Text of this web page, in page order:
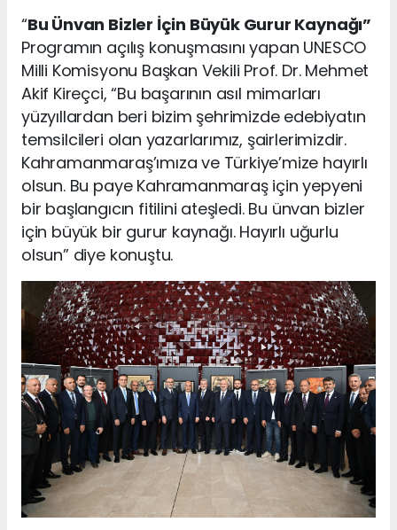
“Bu Ünvan Bizler İçin Büyük Gurur Kaynağı”
Programın açılış konuşmasını yapan UNESCO
Milli Komisyonu Başkan Vekili Prof. Dr. Mehmet
Akif Kireçci, “Bu başarının asıl mimarları
yüzyıllardan beri bizim şehrimizde edebiyatın
temsilcileri olan yazarlarımız, şairlerimizdir.
Kahramanmaraş’ımıza ve Türkiye’mize hayırlı
olsun. Bu paye Kahramanmaraş için yepyeni
bir başlangıcın fitilini ateşledi. Bu ünvan bizler
için büyük bir gurur kaynağı. Hayırlı uğurlu
olsun” diye konuştu.